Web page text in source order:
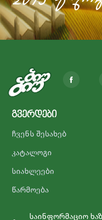
გვერდები
ჩვენს შესახებ
კატალოგი
სიახლეები
წარმოება
საინფორმაციო